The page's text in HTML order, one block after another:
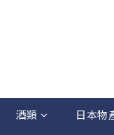
酒類 日本物